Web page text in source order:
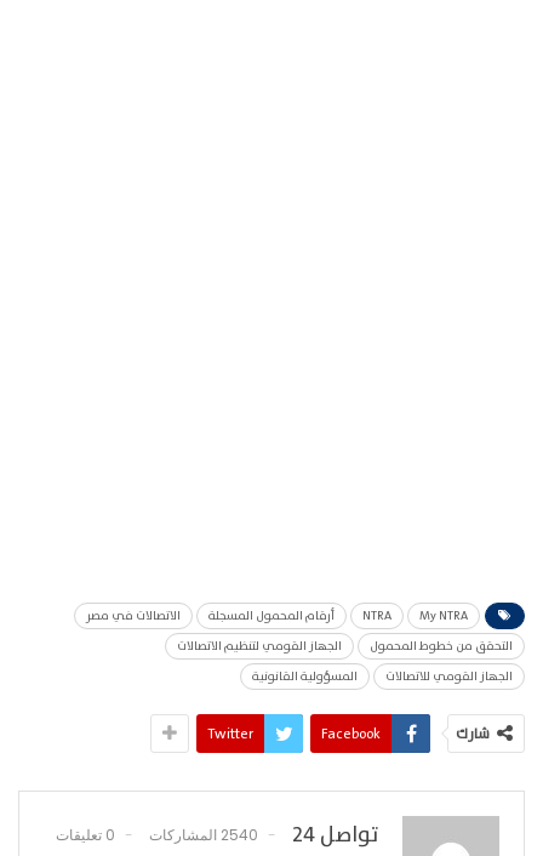
My NTRA
NTRA أرقام المحمول المسجلة
الاتصالات في مصر
التحقق من خطوط المحمول
الجهاز القومي لتنظيم الاتصالات
الجهاز القومي للاتصالات
المسؤولية القانونية
شارك Facebook
Twitter
تواصل 24 2540 المشاركات 0 تعليقات